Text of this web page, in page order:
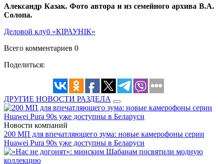
Александр Казак. Фото автора и из семейного архива В.А.
Солопа.
Деловой клуб «КІРАУНІК»
Всего комментариев 0
Поделиться:
ДРУГИЕ НОВОСТИ РАЗДЕЛА
Новости компаний
200 МП для впечатляющего зума: новые камерофоны серии
Huawei Pura 90s уже доступны в Беларуси